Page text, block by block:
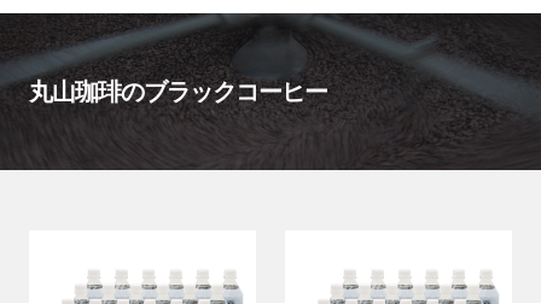
丸山珈琲のブラックコーヒー